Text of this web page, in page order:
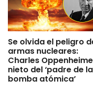
Se olvida el peligro
armas nucleares:
Charles
nieto del ‘padre de la
bomba atómica’